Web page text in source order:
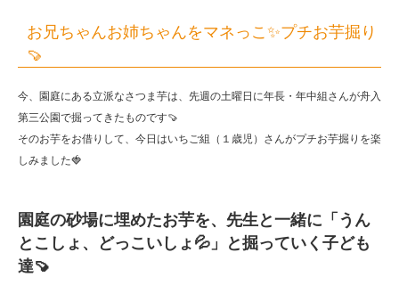
お兄ちゃんお姉ちゃんをマネっこ✨プチお芋掘り
🍠
今、園庭にある立派なさつま芋は、先週の土曜日に年長・年中組さんが舟入
第三公園で掘ってきたものです🍠
そのお芋をお借りして、今日はいちご組（１歳児）さんがプチお芋掘りを楽
しみました🍓
園庭の砂場に埋めたお芋を、先生と一緒に「うん
とこしょ、どっこいしょ💦」と掘っていく子ども
達🍠